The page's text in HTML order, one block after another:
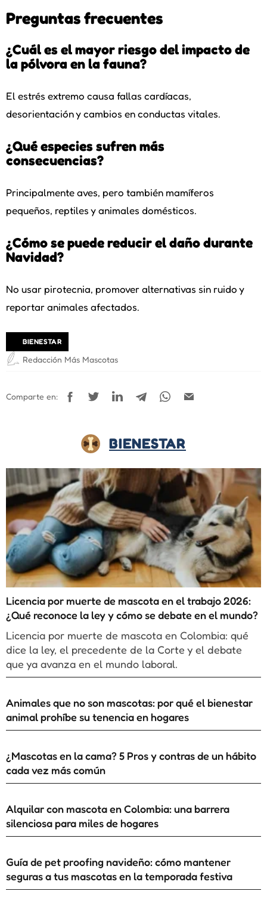
Preguntas frecuentes
¿Cuál es el mayor riesgo del impacto de
la pólvora en la fauna?
El estrés extremo causa fallas cardíacas,
desorientación y cambios en conductas vitales.
¿Qué especies sufren más
consecuencias?
Principalmente aves, pero también mamíferos
pequeños, reptiles y animales domésticos.
¿Cómo se puede reducir el daño durante
Navidad?
No usar pirotecnia, promover alternativas sin ruido y
reportar animales afectados.
BIENESTAR
Redacción Más Mascotas
Comparte en:
BIENESTAR
Licencia por muerte de mascota en el trabajo 2026:
¿Qué reconoce la ley y cómo se debate en el mundo?
Licencia por muerte de mascota en Colombia: qué
dice la ley, el precedente de la Corte y el debate
que ya avanza en el mundo laboral.
Animales que no son mascotas: por qué el bienestar
animal prohíbe su tenencia en hogares
¿Mascotas en la cama? 5 Pros y contras de un hábito
cada vez más común
Alquilar con mascota en Colombia: una barrera
silenciosa para miles de hogares
Guía de pet proofing navideño: cómo mantener
seguras a tus mascotas en la temporada festiva